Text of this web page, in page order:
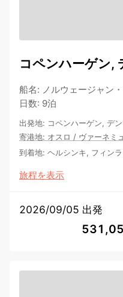
コペンハーゲン,
船名: ノルウェージャン
日数: 9泊
出発地: コペンハーゲン, デ
寄港地: オスロ / ヴァーネミ
到着地: ヘルシンキ, フィン
旅程を表示
2026/09/05 出発